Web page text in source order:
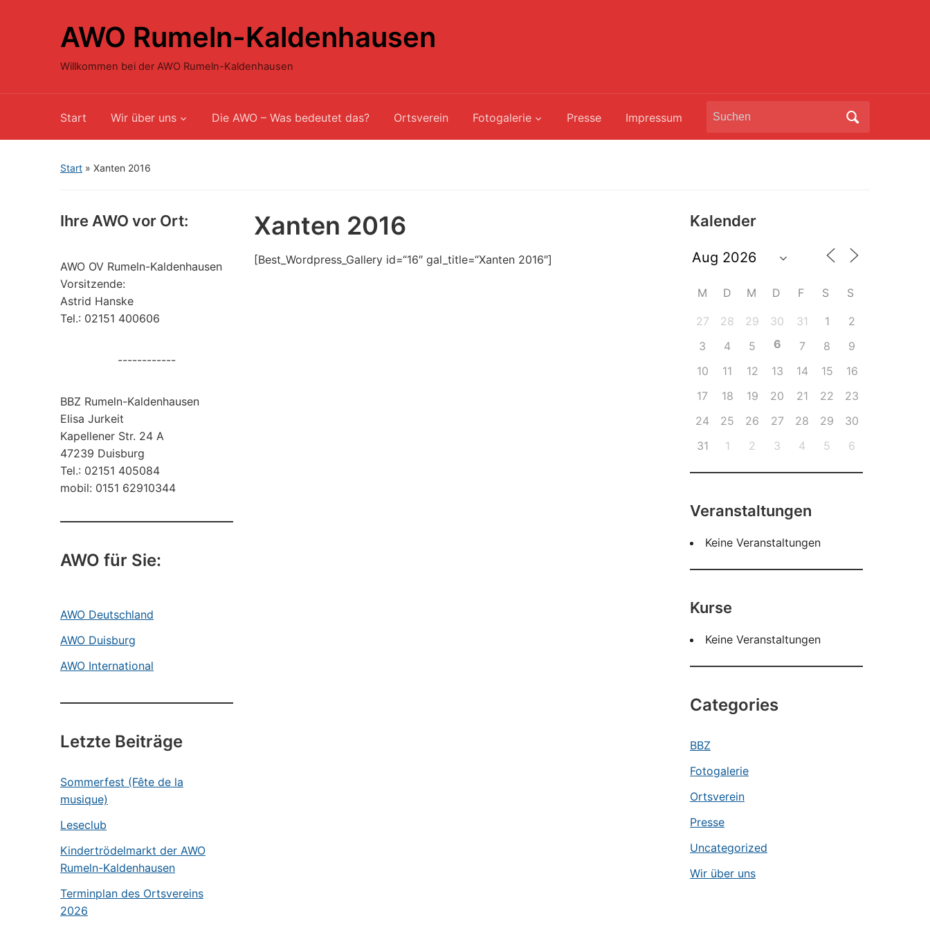
AWO Rumeln-Kaldenhausen
Willkommen bei der AWO Rumeln-Kaldenhausen
Start Wir über uns Die AWO – Was bedeutet das? Ortsverein Fotogalerie Presse Impressum
Search
Start » Xanten 2016
Ihre AWO vor Ort:
AWO OV Rumeln-Kaldenhausen
Vorsitzende:
Astrid Hanske
Tel.: 02151 400606
------------
BBZ Rumeln-Kaldenhausen
Elisa Jurkeit
Kapellener Str. 24 A
47239 Duisburg
Tel.: 02151 405084
mobil: 0151 62910344
AWO für Sie:
AWO Deutschland
AWO Duisburg
AWO International
Letzte Beiträge
Sommerfest (Fête de la
musique)
Leseclub
Kindertrödelmarkt der AWO
Rumeln-Kaldenhausen
Terminplan des Ortsvereins
2026
Xanten 2016
[Best_Wordpress_Gallery id=“16″ gal_title=“Xanten 2016″]
Kalender
M D M D F S S
27 28 29 30 31 1
2
3
4 5 6 7 8
9
10
11 12 13 14 15
16
17
18 19 20 21 22
23
24
25 26 27 28 29
30
31
1 2 3 4 5 6
Veranstaltungen
Keine Veranstaltungen
Kurse
Keine Veranstaltungen
Categories
BBZ
Fotogalerie
Ortsverein
Presse
Uncategorized
Wir über uns